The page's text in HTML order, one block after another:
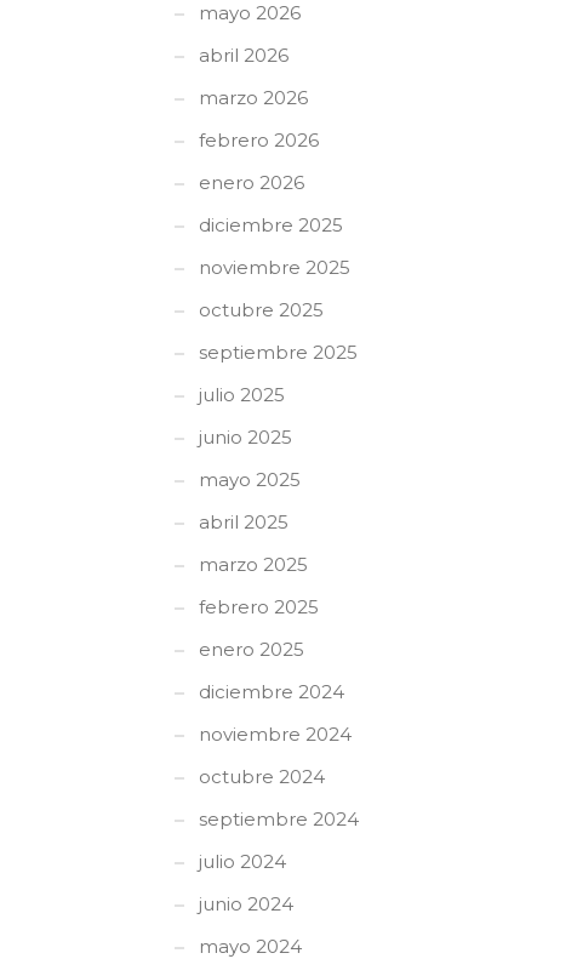
mayo 2026
abril 2026
marzo 2026
febrero 2026
enero 2026
diciembre 2025
noviembre 2025
octubre 2025
septiembre 2025
julio 2025
junio 2025
mayo 2025
abril 2025
marzo 2025
febrero 2025
enero 2025
diciembre 2024
noviembre 2024
octubre 2024
septiembre 2024
julio 2024
junio 2024
mayo 2024